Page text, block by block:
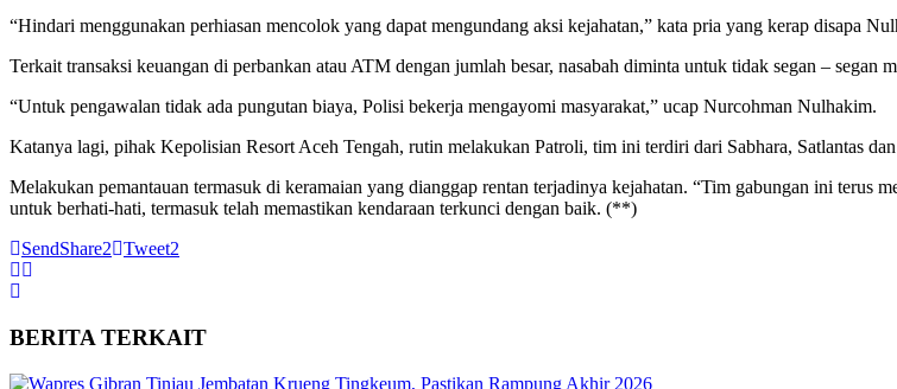
“Hindari menggunakan perhiasan mencolok yang dapat mengundang aksi kejahatan,” kata pria yang kerap disapa
Terkait transaksi keuangan di perbankan atau ATM dengan jumlah besar, nasabah diminta untuk tidak segan – segan
“Untuk pengawalan tidak ada pungutan biaya, Polisi bekerja mengayomi masyarakat,” ucap Nurcohman Nulhakim.
Katanya lagi, pihak Kepolisian Resort Aceh Tengah, rutin melakukan Patroli, tim ini terdiri dari Sabhara, Satlantas
Melakukan pemantauan termasuk di keramaian yang dianggap rentan terjadinya kejahatan. “Tim gabungan ini terus
untuk berhati-hati, termasuk telah memastikan kendaraan terkunci dengan baik. (**)
SendShare2 Tweet2
BERITA TERKAIT